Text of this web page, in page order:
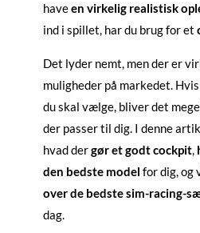
haveen virkelig realistisk
ind i spillet, har du brug for et
Det lyder nemt, men der er
muligheder på markedet.
du skal vælge, bliver det
der passer til dig. I denne
hvad dergør et godt cockpit,
den bedste model for dig, og
over de bedste sim-racing-
dag.